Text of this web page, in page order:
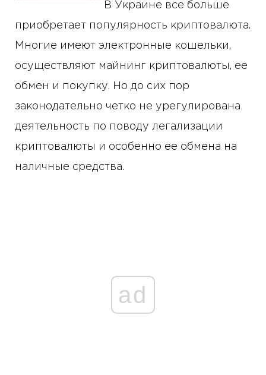
В Украине все больше
приобретает популярность криптовалюта.
Многие имеют электронные кошельки,
осуществляют майнинг криптовалюты, ее
обмен и покупку. Но до сих пор
законодательно четко не урегулирована
деятельность по поводу легализации
криптовалюты и особенно ее обмена на
наличные средства.
ad